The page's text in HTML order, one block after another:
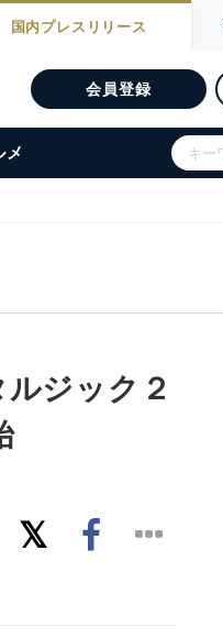
国内プレスリリース
会員登録
メ
ジック２